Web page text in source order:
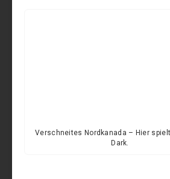
Verschneites Nordkanada – Hier
Dark.